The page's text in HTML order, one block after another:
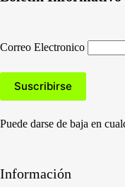
Correo Electronico
Puede darse de baja en
Información